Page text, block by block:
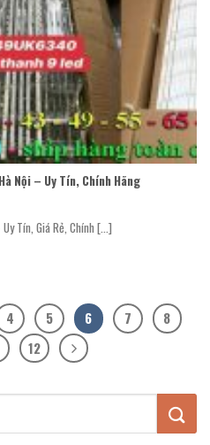
Nội – Uy Tín, Chính Hãng
Tín, Giá Rẻ, Chính [...]
4 5 6 7
8
12